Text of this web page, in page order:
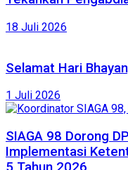
18 Juli 2026
Selamat Hari
1 Juli 2026
SIAGA 98 Dorong
Implementasi